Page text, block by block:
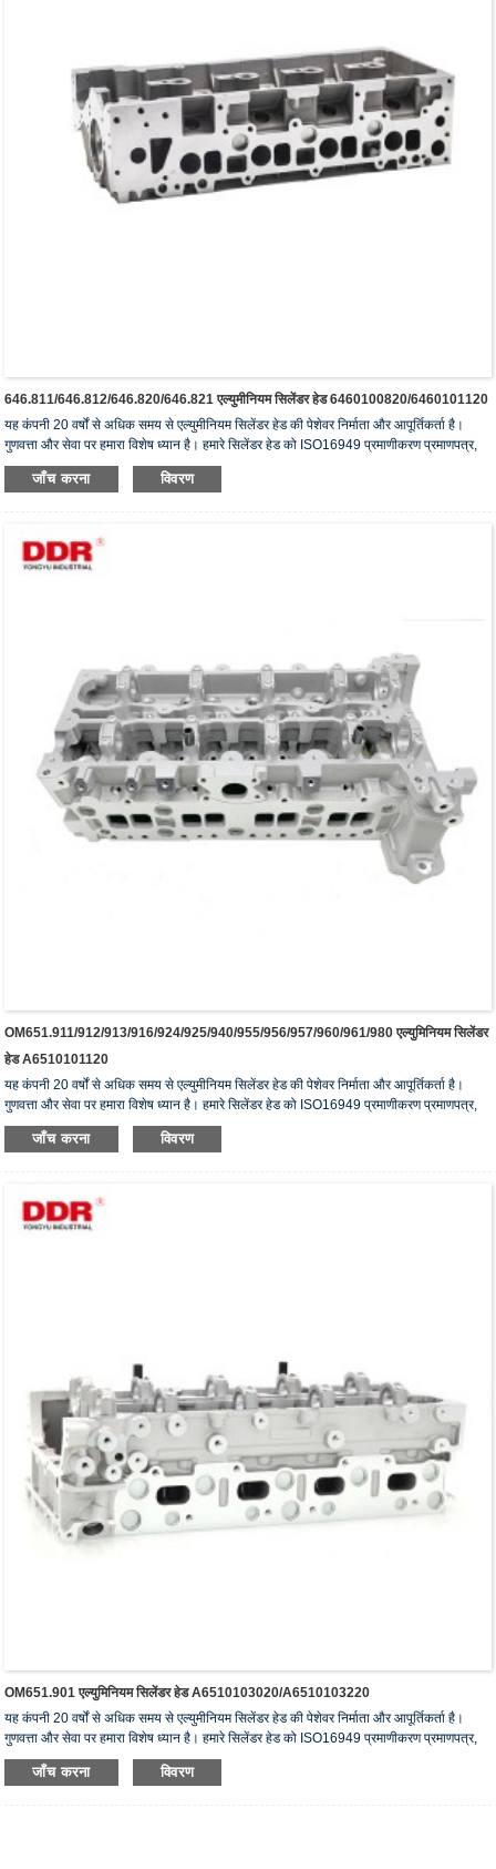
646.811/646.812/646.820/646.821 एल्युमीनियम सिलेंडर हेड 6460100820/6460101120
यह कंपनी 20 वर्षों से अधिक समय से एल्युमीनियम सिलेंडर हेड की पेशेवर निर्माता और आपूर्तिकर्ता है।
गुणवत्ता और सेवा पर हमारा विशेष ध्यान है। हमारे सिलेंडर हेड को ISO16949 प्रमाणीकरण प्रमाणपत्र,
"उच्च सीलिंग सिलेंडर हेड", "सिलेंडर हेड का लंबा जीवन" और अन्य 5 उपयोगी मॉडल पेटेंट प्राप्त हैं।
जाँच करना विवरण
OM651.911/912/913/916/924/925/940/955/956/957/960/961/980 एल्युमिनियम सिलेंडर
हेड A6510101120
यह कंपनी 20 वर्षों से अधिक समय से एल्युमीनियम सिलेंडर हेड की पेशेवर निर्माता और आपूर्तिकर्ता है।
गुणवत्ता और सेवा पर हमारा विशेष ध्यान है। हमारे सिलेंडर हेड को ISO16949 प्रमाणीकरण प्रमाणपत्र,
"उच्च सीलिंग सिलेंडर हेड", "सिलेंडर हेड का लंबा जीवन" और अन्य 5 उपयोगी मॉडल पेटेंट प्राप्त हैं।
जाँच करना विवरण
OM651.901 एल्युमिनियम सिलेंडर हेड A6510103020/A6510103220
यह कंपनी 20 वर्षों से अधिक समय से एल्युमीनियम सिलेंडर हेड की पेशेवर निर्माता और आपूर्तिकर्ता है।
गुणवत्ता और सेवा पर हमारा विशेष ध्यान है। हमारे सिलेंडर हेड को ISO16949 प्रमाणीकरण प्रमाणपत्र,
"उच्च सीलिंग सिलेंडर हेड", "सिलेंडर हेड का लंबा जीवन" और अन्य 5 उपयोगी मॉडल पेटेंट प्राप्त हैं।
जाँच करना विवरण